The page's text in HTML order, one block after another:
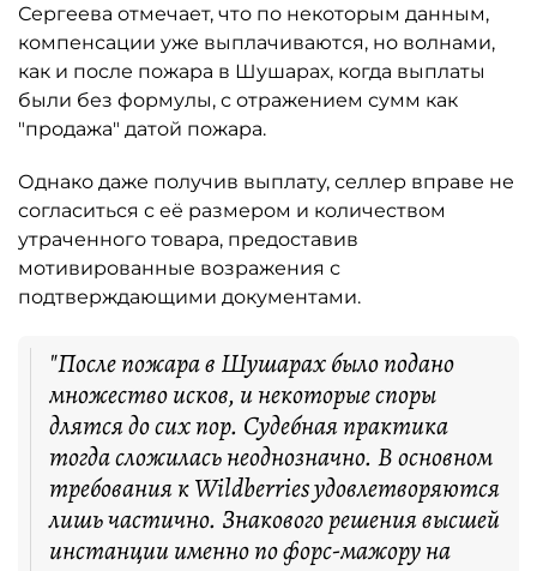
Сергеева отмечает, что по некоторым данным,
компенсации уже выплачиваются, но волнами,
как и после пожара в Шушарах, когда выплаты
были без формулы, с отражением сумм как
"продажа" датой пожара.
Однако даже получив выплату, селлер вправе не
согласиться с её размером и количеством
утраченного товара, предоставив
мотивированные возражения с
подтверждающими документами.
"После пожара в Шушарах было подано
множество исков, и некоторые споры
длятся до сих пор. Судебная практика
тогда сложилась неоднозначно. В основном
требования к Wildberries удовлетворяются
лишь частично. Знакового решения высшей
инстанции именно по форс-мажору на